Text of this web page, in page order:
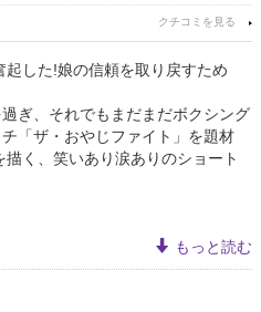
した!娘の信頼を取り戻すため
ぎ、それでもまだまだボクシング
「ザ・おやじファイト」を題材
く、笑いあり涙ありのショート
もっと読む